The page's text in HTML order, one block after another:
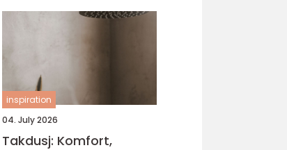
inspiration
04. July 2026
Takdusj: Komfort,